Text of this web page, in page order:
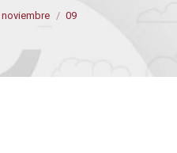
noviembre 09